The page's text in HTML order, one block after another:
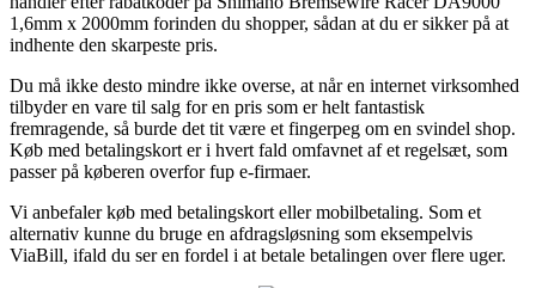
1,6mm x 2000mm forinden du shopper, sådan at du er sikker på at
indhente den skarpeste pris.
Du må ikke desto mindre ikke overse, at når en internet virksomhed
tilbyder en vare til salg for en pris som er helt fantastisk
fremragende, så burde det tit være et fingerpeg om en svindel shop.
Køb med betalingskort er i hvert fald omfavnet af et regelsæt, som
passer på køberen overfor fup e-firmaer.
Vi anbefaler køb med betalingskort eller mobilbetaling. Som et
alternativ kunne du bruge en afdragsløsning som eksempelvis
ViaBill, ifald du ser en fordel i at betale betalingen over flere uger.